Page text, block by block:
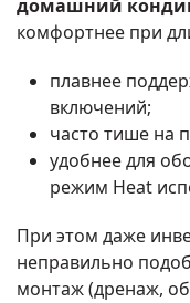
домашний
комфортнее при
плавнее
включений;
часто тише на
удобнее для
режим Heat
При этом даже
неправильно
монтаж (дренаж,